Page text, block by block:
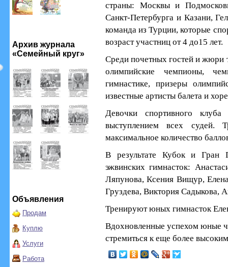
Архив журнала
«Семейный круг»
Объявления
Продам
Куплю
Услуги
Работа
страны: Москвы и
Санкт-Петербурга и Казани,
команда из Турции, которые
возраст участниц от 4 до15 лет.
Среди почетных гостей и жюри
олимпийские чемпионы,
гимнастике, призеры
известные артисты балета и
Девочки спортивного
выступлением всех судей.
максимальное количество
В результате Кубок и Гран
эжвинских гимнасток:
Ляпунова, Ксения Вищур,
Груздева, Виктория Садыкова,
Тренируют юных гимнасток
Вдохновленные успехом юные
стремиться к еще более